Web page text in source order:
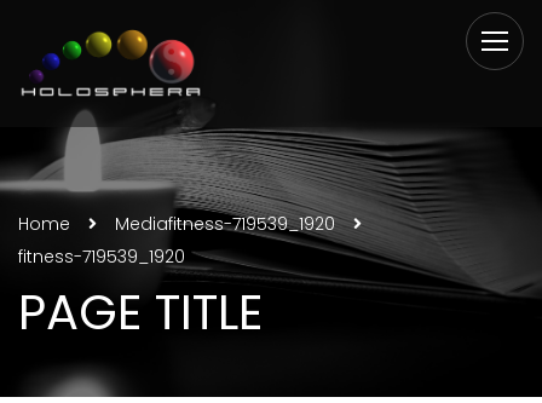
Home Mediafitness-719539_1920
fitness-719539_1920
PAGE TITLE